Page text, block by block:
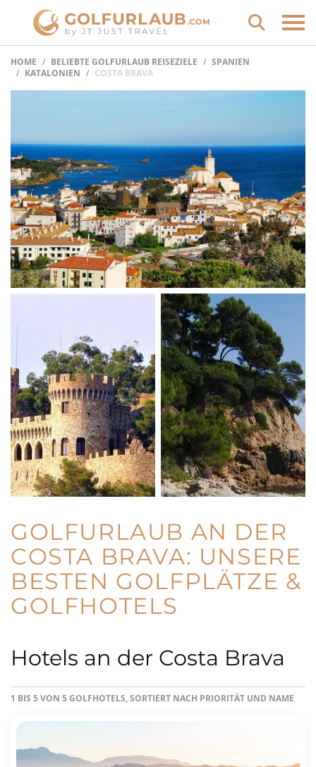
HOME BELIEBTE GOLFURLAUB REISEZIELE
SPANIEN
KATALONIEN
COSTA BRAVA
GOLFURLAUB AN DER
COSTA BRAVA: UNSERE
BESTEN GOLFPLÄTZE &
GOLFHOTELS
Hotels an der Costa Brava
1 BIS 5 VON 5 GOLFHOTELS, SORTIERT NACH PRIORITÄT UND NAME